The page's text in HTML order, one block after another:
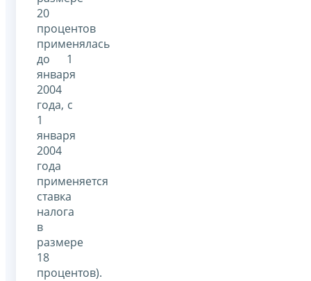
20
процентов
применялась
до 1
января
2004
года, с
1
января
2004
года
применяется
ставка
налога
в
размере
18
процентов).